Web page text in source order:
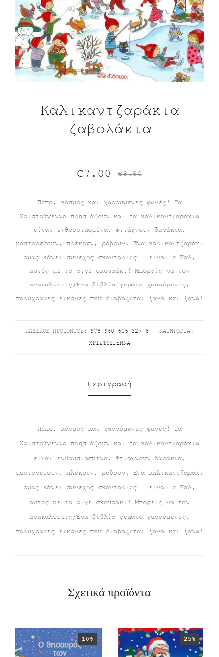
Καλικαντζαράκια
ζαβολάκια
Πόπο, κόσμος και χαρούμενες φωνές! Τα
Χριστούγεννα πλησιάζουν και τα καλικαντζαράκια
είναι ενθουσιασμένα. Φτιάχνουν δωράκια,
μαστορεύουν, πλέκουν, ράβουν. Ένα καλικαντζαράκι
όμως κάνει συνεχώς σκανταλιές – είναι ο Καλ,
αυτός με το ριγέ σκουφάκι! Μπορείς να τον
ανακαλύψεις;Ένα βιβλίο γεμάτο χαρούμενες,
πολύχρωμες εικόνες που διαβάζεται ξανά και ξανά!
€8.80
Original
was:
€8.80.
€7.00
Η
τρέχουσα
τιμή
είναι:
€7.00.
ΚΩΔΙΚΌΣ ΠΡΟΪΌΝΤΟΣ: 978-960-605-327-6
ΚΑΤΗΓΟΡΊΑ:
ΧΡΙΣΤΟΎΓΕΝΝΑ
Περιγραφή
Πόπο, κόσμος και χαρούμενες φωνές! Τα
Χριστούγεννα πλησιάζουν και τα καλικαντζαράκια
είναι ενθουσιασμένα. Φτιάχνουν δωράκια,
μαστορεύουν, πλέκουν, ράβουν. Ένα καλικαντζαράκι
όμως κάνει συνεχώς σκανταλιές – είναι ο Καλ,
αυτός με το ριγέ σκουφάκι! Μπορείς να τον
ανακαλύψεις;Ένα βιβλίο γεμάτο χαρούμενες,
πολύχρωμες εικόνες που διαβάζεται ξανά και ξανά!
Σχετικά προϊόντα
10% 25%